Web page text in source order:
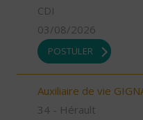
CDI
03/08/2026
POSTULER
Auxiliaire de vie
34 - Hérault